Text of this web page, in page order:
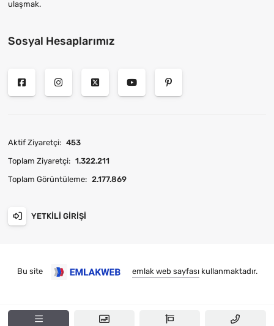
ulaşmak.
Sosyal Hesaplarımız
Aktif Ziyaretçi: 453
Toplam Ziyaretçi: 1.322.211
Toplam Görüntüleme: 2.177.869
YETKILI GIRIŞI
Bu site emlak web sayfasıkullanmaktadır.